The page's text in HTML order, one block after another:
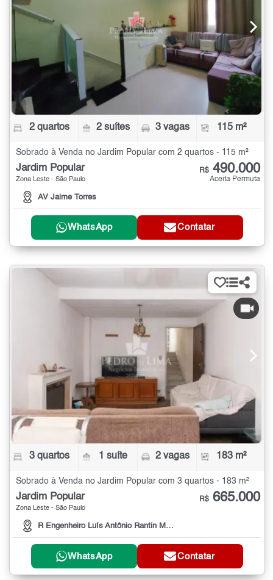
2 quartos 2 suítes 3 vagas 115 m²
Sobrado à Venda no Jardim Popular com 2 quartos - 115 m²
Jardim Popular
Zona Leste - São Paulo
AV Jaime Torres
R$ 490.000
Aceita Permuta
WhatsApp Contatar
3 quartos 1 suíte 2 vagas 183 m²
Sobrado à Venda no Jardim Popular com 3 quartos - 183 m²
Jardim Popular
Zona Leste - São Paulo
R Engenheiro Luís Antônio Rantin Moutinho
R$ 665.000
WhatsApp Contatar